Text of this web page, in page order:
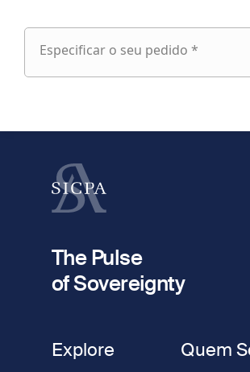
Especificar o seu pedido *
Especificar
Apelido
fieldset
The Pulse
of Sovereignty
Explore Quem